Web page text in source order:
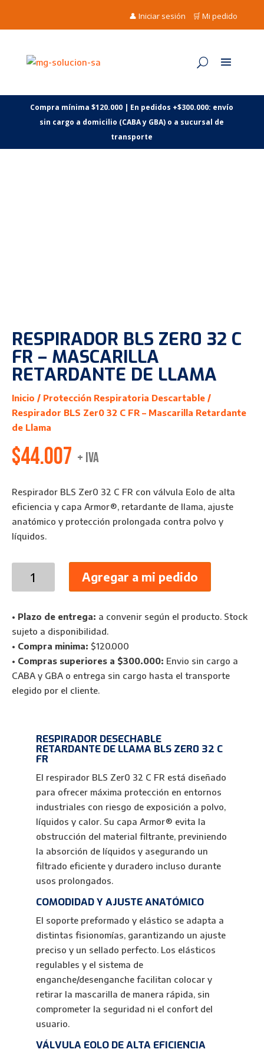
👤 Iniciar sesión 🛒 Mi pedido
Compra mínima $120.000 | En pedidos +$300.000: envío
sin cargo a domicilio (CABA y GBA) o a sucursal de
transporte
RESPIRADOR BLS ZER0 32 C
FR – MASCARILLA
RETARDANTE DE LLAMA
Inicio / Protección Respiratoria Descartable /
Respirador BLS Zer0 32 C FR – Mascarilla Retardante
de Llama
$44.007 + IVA
Respirador BLS Zer0 32 C FR con válvula Eolo de alta
eficiencia y capa Armor®, retardante de llama, ajuste
anatómico y protección prolongada contra polvo y
líquidos.
32
C
FR
Mascarilla
Retardante
Agregar a mi pedido
• Plazo de entrega: a convenir según el producto. Stock
sujeto a disponibilidad.
• Compra minima: $120.000
• Compras superiores a $300.000: Envio sin cargo a
CABA y GBA o entrega sin cargo hasta el transporte
elegido por el cliente.
RESPIRADOR DESECHABLE
RETARDANTE DE LLAMA BLS ZER0 32 C
FR
El respirador BLS Zer0 32 C FR está diseñado
para ofrecer máxima protección en entornos
industriales con riesgo de exposición a polvo,
líquidos y calor. Su capa Armor® evita la
obstrucción del material filtrante, previniendo
la absorción de líquidos y asegurando un
filtrado eficiente y duradero incluso durante
usos prolongados.
COMODIDAD Y AJUSTE ANATÓMICO
El soporte preformado y elástico se adapta a
distintas fisionomías, garantizando un ajuste
preciso y un sellado perfecto. Los elásticos
regulables y el sistema de
enganche/desenganche facilitan colocar y
retirar la mascarilla de manera rápida, sin
comprometer la seguridad ni el confort del
usuario.
VÁLVULA EOLO DE ALTA EFICIENCIA